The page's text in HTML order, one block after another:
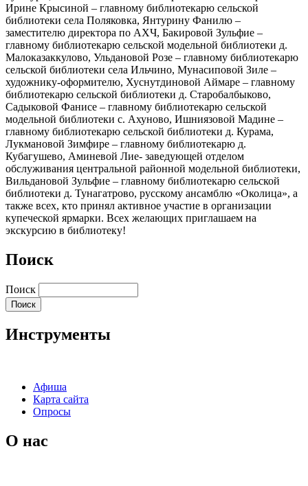
Ирине Крысиной – главному библиотекарю сельской
библиотеки села Поляковка, Янтурину Фанилю –
заместителю директора по АХЧ, Бакировой Зульфие –
главному библиотекарю сельской модельной библиотеки д.
Малоказаккулово, Ульдановой Розе – главному библиотекарю
сельской библиотеки села Ильчино, Мунасиповой Зиле –
художнику-оформителю, Хуснутдиновой Аймаре – главному
библиотекарю сельской библиотеки д. Старобалбыково,
Садыковой Фанисе – главному библиотекарю сельской
модельной библиотеки с. Ахуново, Ишниязовой Мадине –
главному библиотекарю сельской библиотеки д. Курама,
Лукмановой Зимфире – главному библиотекарю д.
Кубагушево, Аминевой Лие- заведующей отделом
обслуживания центральной районной модельной библиотеки,
Вильдановой Зульфие – главному библиотекарю сельской
библиотеки д. Тунагатрово, русскому ансамблю «Околица», а
также всех, кто принял активное участие в организации
купеческой ярмарки. Всех желающих приглашаем на
экскурсию в библиотеку!
Поиск
Поиск
Инструменты
Афиша
Карта сайта
Опросы
О нас